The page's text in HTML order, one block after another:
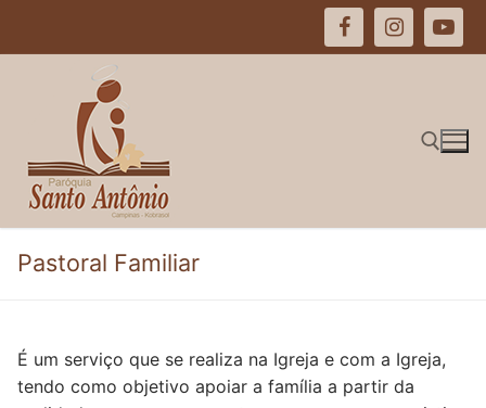
Pesquisar por:
Pastoral Familiar
É um serviço que se realiza na Igreja e com a Igreja,
tendo como objetivo apoiar a família a partir da